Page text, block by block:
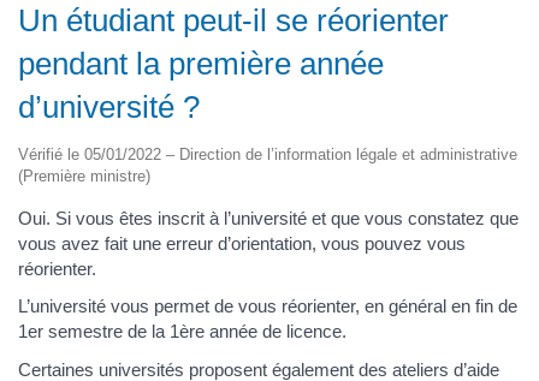
Un étudiant peut-il se réorienter
pendant la première année
d’université ?
Vérifié le 05/01/2022 – Direction de l’information légale et administrative
(Première ministre)
Oui. Si vous êtes inscrit à l’université et que vous constatez que
vous avez fait une erreur d’orientation, vous pouvez vous
réorienter.
L’université vous permet de vous réorienter, en général en fin de
1er semestre de la 1ère année de licence.
Certaines universités proposent également des ateliers d’aide